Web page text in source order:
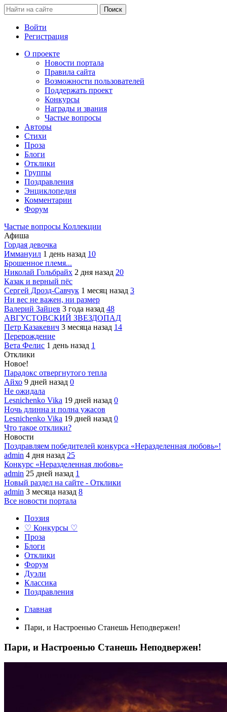
Войти
Регистрация
О проекте
Новости портала
Правила сайта
Возможности пользователей
Поддержать проект
Конкурсы
Награды и звания
Частые вопросы
Авторы
Стихи
Проза
Блоги
Отклики
Группы
Поздравления
Энциклопедия
Комментарии
Форум
Частые вопросы Коллекции
Афиша
Гордая девочка
Иммануил 1 день назад 10
Брошенное племя...
Николай Гольбрайх 2 дня назад 20
Казак и верный пёс
Сергей Дрозд-Савчук 1 месяц назад 3
Ни вес не важен, ни размер
Валерий Зайцев 3 года назад 48
АВГУСТОВСКИЙ ЗВЕЗДОПАД
Петр Казакевич 3 месяца назад 14
Перерождение
Вета Фелис 1 день назад 1
Отклики
Новое!
Парадокс отвергнутого тепла
Айхо 9 дней назад 0
Не ожидала
Lesnichenko Vika 19 дней назад 0
Ночь длинна и полна ужасов
Lesnichenko Vika 19 дней назад 0
Что такое отклики?
Новости
Поздравляем победителей конкурса «Неразделенная любовь»!
admin 4 дня назад 25
Конкурс «Неразделенная любовь»
admin 25 дней назад 1
Новый раздел на сайте - Отклики
admin 3 месяца назад 8
Все новости портала
Поэзия
♡ Конкурсы ♡
Проза
Блоги
Отклики
Форум
Дуэли
Классика
Поздравления
Главная
Пари, и Настроенью Станешь Неподвержен!
Пари, и Настроенью Станешь Неподвержен!